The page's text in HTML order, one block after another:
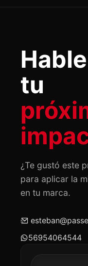
tu
¿Te gustó este
para aplicar la
en tu marca.
56954064544